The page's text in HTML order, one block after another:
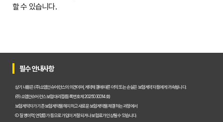
할 수 있습니다.
필수 안내사항
상기 내용은 (주)쇼엠인슈어런스의 의견이며, 계약체결에 따른 이익 또는 손실은 보험계약자 등에게 귀속됩니다.
(주)쇼엠인슈어런스 보험대리점(등록번호 제2025030014호)
보험계약자가 기존 보험계약을 해지하고 새로운 보험계약을 체결하는 과정에서
① 질병이력, 연령증가 등으로 가입이 거절되거나 보험료가 인상될 수 있습니다.